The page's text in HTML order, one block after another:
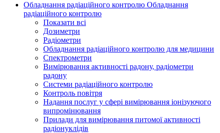
Обладнання радіаційного контролю Обладнання
радіаційного контролю
Показати всі
Дозиметри
Радіометри
Обладнання радіаційного контролю для медицини
Спектрометри
Вимірювання активності радону, радіометри
радону
Системи радіаційного контролю
Контроль повітря
Надання послуг у сфері вимірювання іонізуючого
випромінювання
Прилади для вимірювання питомої активності
радіонуклідів